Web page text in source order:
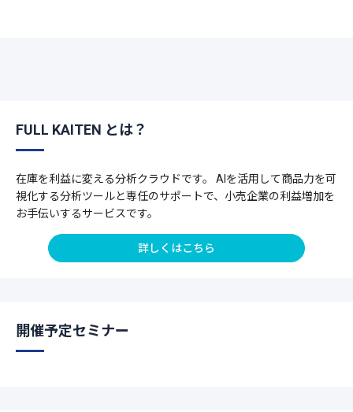
FULL KAITEN とは？
在庫を利益に変える分析クラウドです。 AIを活用して商品力を可
視化する分析ツールと専任のサポートで、小売企業の利益増加を
お手伝いするサービスです。
詳しくはこちら
開催予定セミナー